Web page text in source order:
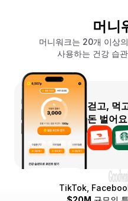
머니
머니워크는 20개 이상
사용하는 건강 습
걷고, 먹
돈 벌어요